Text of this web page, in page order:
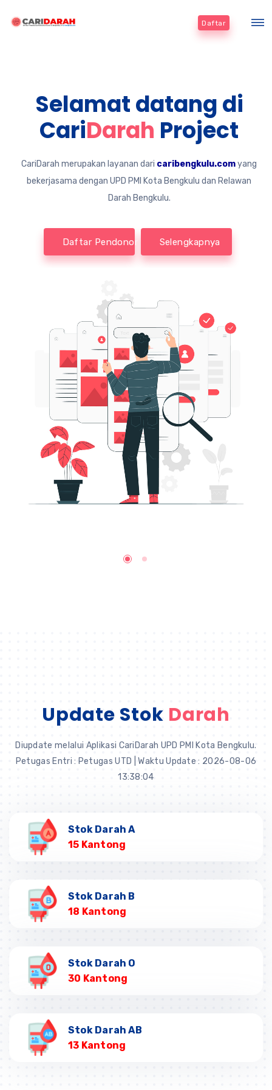
Daftar
Selamat datang di
CariDarah Project
CariDarah merupakan layanan dari caribengkulu.comyang
bekerjasama dengan UPD PMI Kota Bengkulu dan Relawan
Darah Bengkulu.
Daftar Pendonor Selengkapnya
Update Stok Darah
Diupdate melalui Aplikasi CariDarah UPD PMI Kota Bengkulu.
Petugas Entri : Petugas UTD | Waktu Update : 2026-08-06
13:38:04
Stok Darah A
15 Kantong
Stok Darah B
18 Kantong
Stok Darah O
30 Kantong
Stok Darah AB
13 Kantong